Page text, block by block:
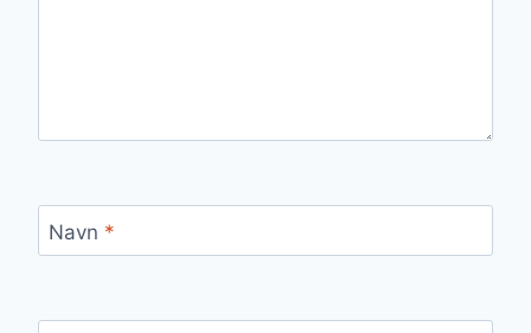
Navn *